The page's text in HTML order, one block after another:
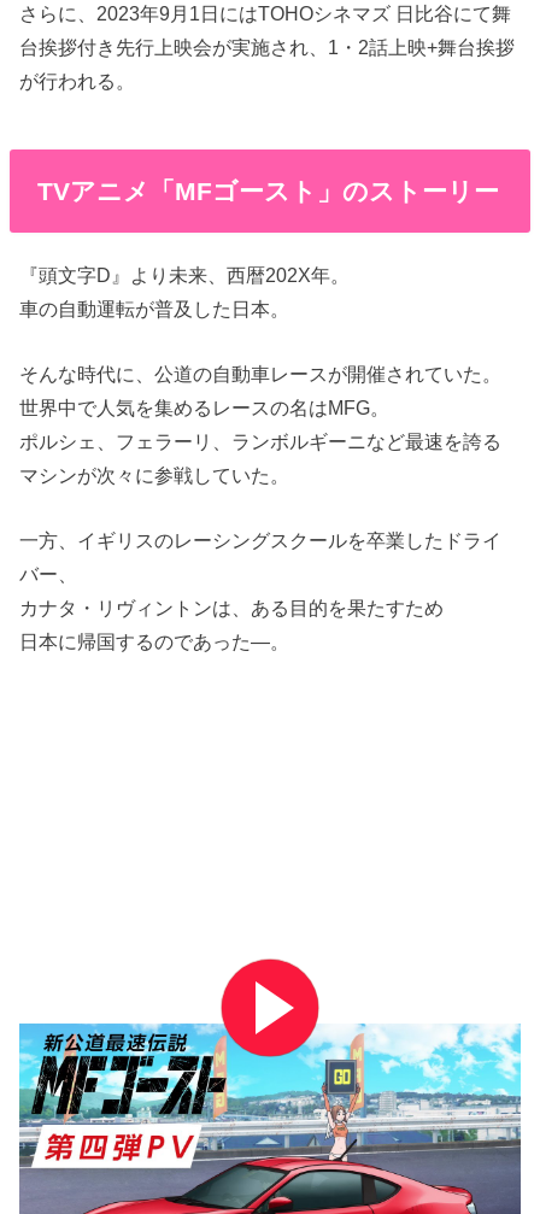
さらに、2023年9月1日にはTOHOシネマズ 日比谷にて舞
台挨拶付き先行上映会が実施され、1・2話上映+舞台挨拶
が行われる。
TVアニメ「MFゴースト」のストーリー
『頭文字D』より未来、西暦202X年。
車の自動運転が普及した日本。
そんな時代に、公道の自動車レースが開催されていた。
世界中で人気を集めるレースの名はMFG。
ポルシェ、フェラーリ、ランボルギーニなど最速を誇る
マシンが次々に参戦していた。
一方、イギリスのレーシングスクールを卒業したドライ
バー、
カナタ・リヴィントンは、ある目的を果たすため
日本に帰国するのであった—。